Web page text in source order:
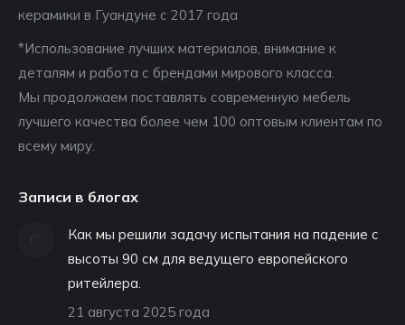
керамики в Гуандуне с 2017 года
*Использование лучших материалов, внимание к
деталям и работа с брендами мирового класса.
Мы продолжаем поставлять современную мебель
лучшего качества более чем 100 оптовым клиентам по
всему миру.
Записи в блогах
Как мы решили задачу испытания на падение с
высоты 90 см для ведущего европейского
ритейлера.
21 августа 2025 года